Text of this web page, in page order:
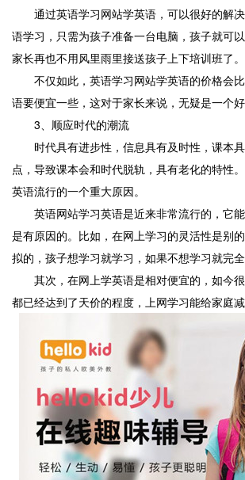
通过英语学习网站学英语，可以很好的解
语学习，只需为孩子准备一台电脑，孩子就可以
家长再也不用风里雨里接送孩子上下培训班了。
不仅如此，英语学习网站学英语的价格会
语要便宜一些，这对于家长来说，无疑是一个好
3、顺应时代的潮流
时代具有进步性，信息具有及时性，课本
点，导致课本会和时代脱轨，具有老化的特性
英语流行的一个重大原因。
英语网站学习英语是近来非常流行的，它能
是有原因的。比如，在网上学习的灵活性是别
拟的，孩子想学习就学习，如果不想学习就完全
其次，在网上学英语是相对便宜的，如今
都已经达到了天价的程度，上网学习能给家庭减